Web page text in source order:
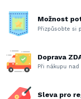
Možnost
Přizpůsobte si
Doprava
Při nákupu
Sleva pro